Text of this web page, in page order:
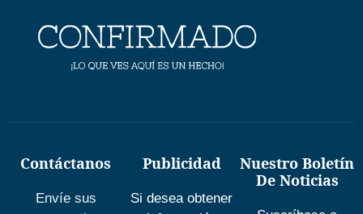
Contáctanos
Envíe sus
Publicidad
Si desea obtener
Nuestro Boletín
De Noticias